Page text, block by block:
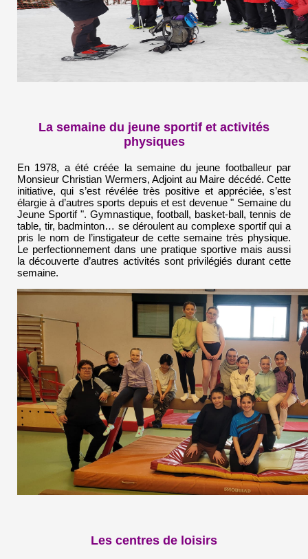
La semaine du jeune sportif et activités
physiques
En 1978, a été créée la semaine du jeune footballeur par
Monsieur Christian Wermers, Adjoint au Maire décédé. Cette
initiative, qui s’est révélée très positive et appréciée, s’est
élargie à d’autres sports depuis et est devenue " Semaine du
Jeune Sportif ". Gymnastique, football, basket-ball, tennis de
table, tir, badminton… se déroulent au complexe sportif qui a
pris le nom de l’instigateur de cette semaine très physique.
Le perfectionnement dans une pratique sportive mais aussi
la découverte d’autres activités sont privilégiés durant cette
semaine.
Les centres de loisirs